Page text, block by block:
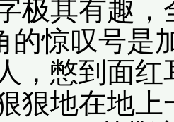
极其有趣
的惊叹号是
，憋到面
狠地在地